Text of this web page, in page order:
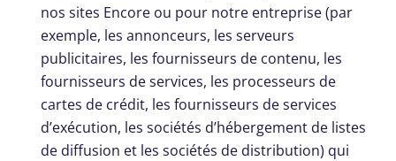
nos sites Encore ou pour notre entreprise (par
exemple, les annonceurs, les serveurs
publicitaires, les fournisseurs de contenu, les
fournisseurs de services, les processeurs de
cartes de crédit, les fournisseurs de services
d’exécution, les sociétés d’hébergement de listes
de diffusion et les sociétés de distribution) qui